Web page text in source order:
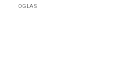
OGLAS